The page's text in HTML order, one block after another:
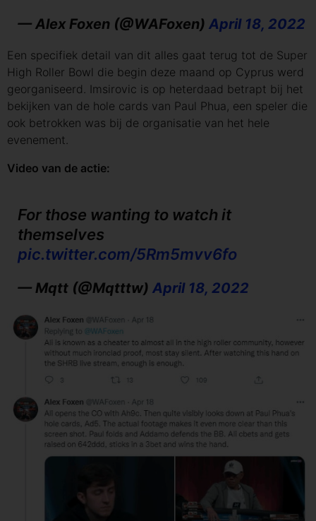
— Alex Foxen (@WAFoxen) April 18, 2022
Een specifiek detail van dit alles gaat terug tot de Super
High Roller Bowl die begin deze maand op Cyprus werd
georganiseerd. Imsirovic is op heterdaad betrapt bij het
bekijken van de hole cards van Paul Phua, een speler die
ook betrokken was bij de organisatie van het hele
evenement.
Video van de actie:
For those wanting to watch it
themselves
pic.twitter.com/5Rm5mvv6fo
— Mqtt (@Mqtttw) April 18, 2022